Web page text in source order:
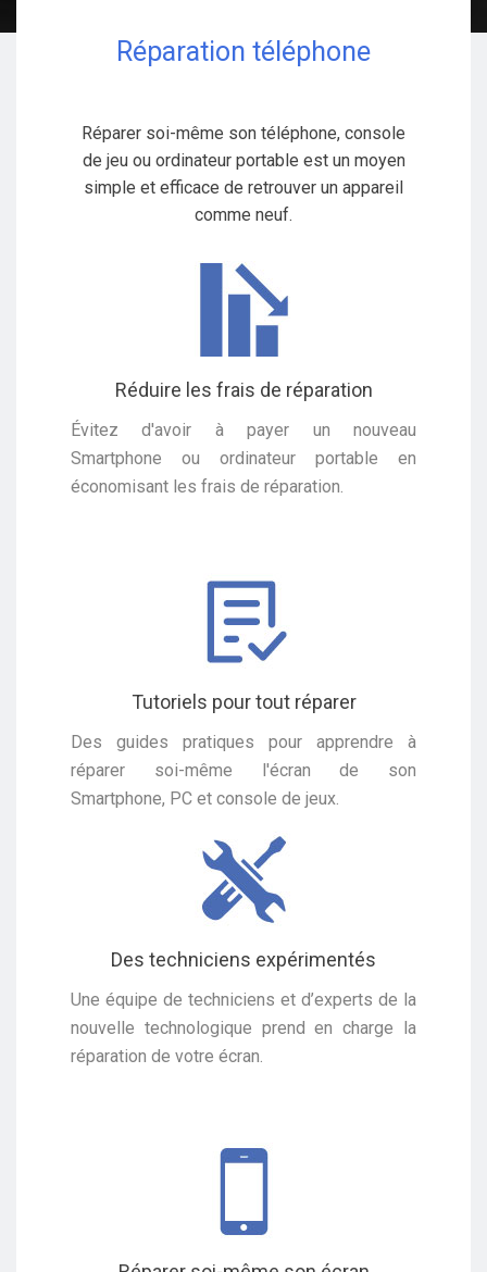
Réparation téléphone
Réparer soi-même son téléphone, console
de jeu ou ordinateur portable est un moyen
simple et efficace de retrouver un appareil
comme neuf.
Réduire les frais de réparation
Évitez d'avoir à payer un nouveau
Smartphone ou ordinateur portable en
économisant les frais de réparation.
Tutoriels pour tout réparer
Des guides pratiques pour apprendre à
réparer soi-même l'écran de son
Smartphone, PC et console de jeux.
Des techniciens expérimentés
Une équipe de techniciens et d’experts de la
nouvelle technologique prend en charge la
réparation de votre écran.